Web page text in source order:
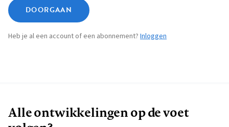
DOORGAAN
Heb je al een account of een abonnement? Inloggen
Alle ontwikkelingen op de voet